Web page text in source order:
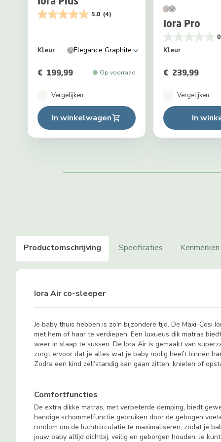
Productomschrijving
Iora Air co-sleeper
Je baby thuis hebben is zo'n bijzondere tijd. De Maxi-
met hem of haar te verdiepen. Een luxueus dik matras
weer in slaap te sussen. De Iora Air is gemaakt van
zorgt ervoor dat je alles wat je baby nodig heeft binnen
Zodra een kind zelfstandig kan gaan zitten, knielen of
Comfortfuncties
De extra dikke matras, met verbeterde demping, biedt
handige schommelfunctie gebruiken door de gebogen
rondom om de luchtcirculatie te maximaliseren, zodat je
jouw baby altijd dichtbij, veilig en geborgen houden. Je
Specificaties Kenmerken
5.0 (4)
Kleur Elegance Graphite
€ 199,99 Op voorraad
Vergelijken
In winkelwagen
Iora Pro
Kleur
€ 239,99
Vergelijken
In